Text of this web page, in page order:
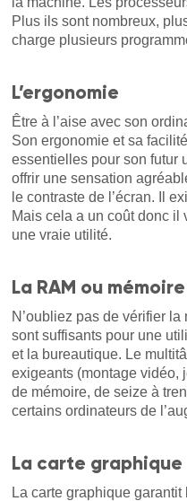
Plus ils sont nombreux,
charge plusieurs
L’ergonomie
Être à l’aise avec son
Son ergonomie et sa
essentielles pour son futur
offrir une sensation
le contraste de l’écran. Il
Mais cela a un coût donc il
une vraie utilité.
La RAM ou
N’oubliez pas de vérifier
sont suffisants pour une
et la bureautique. Le
exigeants (montage
de mémoire, de seize à
certains ordinateurs de
La carte graphique
La carte graphique